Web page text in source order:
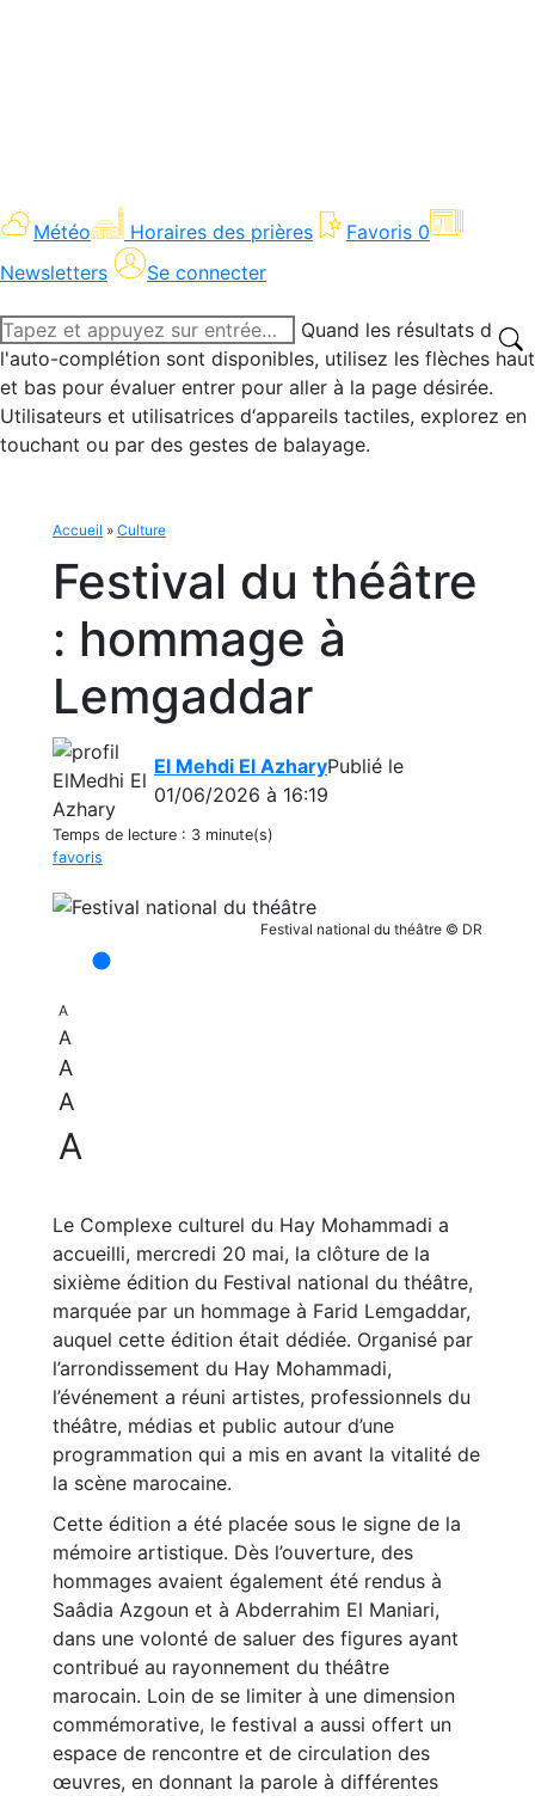
Météo Horaires des prières Favoris 0
Newsletters
Se connecter
Recherche
:
Quand les résultats de
l'auto-complétion sont disponibles, utilisez les flèches haut
et bas pour évaluer entrer pour aller à la page désirée.
Utilisateurs et utilisatrices d‘appareils tactiles, explorez en
touchant ou par des gestes de balayage.
Accueil » Culture
Festival du théâtre
: hommage à
Lemgaddar
El Mehdi El AzharyPublié le
01/06/2026 à 16:19
Temps de lecture : 3 minute(s)
favoris
Festival national du théâtre © DR
A
A
A
A
A
Le Complexe culturel du Hay Mohammadi a
accueilli, mercredi 20 mai, la clôture de la
sixième édition du Festival national du théâtre,
marquée par un hommage à Farid Lemgaddar,
auquel cette édition était dédiée. Organisé par
l’arrondissement du Hay Mohammadi,
l’événement a réuni artistes, professionnels du
théâtre, médias et public autour d’une
programmation qui a mis en avant la vitalité de
la scène marocaine.
Cette édition a été placée sous le signe de la
mémoire artistique. Dès l’ouverture, des
hommages avaient également été rendus à
Saâdia Azgoun et à Abderrahim El Maniari,
dans une volonté de saluer des figures ayant
contribué au rayonnement du théâtre
marocain. Loin de se limiter à une dimension
commémorative, le festival a aussi offert un
espace de rencontre et de circulation des
œuvres, en donnant la parole à différentes